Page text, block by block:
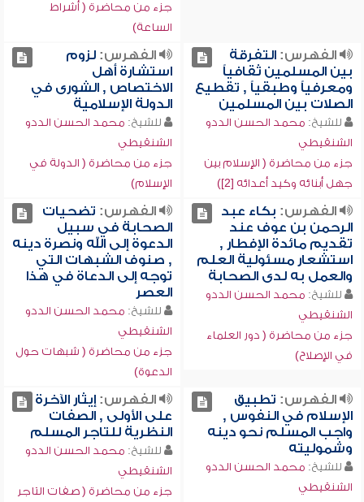
جزء من محاضرة ( أشراط
الساعة)
الفهرس:التفرقة
بين المسلمين ثقافياً
ومعرفياً وطبقياً , تقطيع
الصلات بين المسلمين
للشيخ: محمد الحسن الددو
الشنقيطي
جزء من محاضرة ( الإسلام بين
جهل أبنائه وكيد أعدائه [2])
الفهرس:لزوم
استشارة أهل
الاختصاص , الشورى في
الدولة الإسلامية
للشيخ: محمد الحسن الددو
الشنقيطي
جزء من محاضرة ( الدولة في
الإسلام)
الفهرس: بكاء عبد
الرحمن بن عوف عند
تقديم مائدة الإفطار ,
استشعار مسئولية العلم
والعمل به لدى الصحابة
للشيخ: محمد الحسن الددو
الشنقيطي
جزء من محاضرة ( دور العلماء
في الإصلاح)
الفهرس: تضحيات
الصحابة في سبيل
الدعوة إلى الله ونصرة دينه
, صنوف الشبهات التي
توجه إلى الدعاة في هذا
العصر
للشيخ: محمد الحسن الددو
الشنقيطي
جزء من محاضرة ( شبهات حول
الدعوة)
الفهرس: تطبيق
الإسلام في النفوس ,
واجب المسلم نحو دينه
وشموليته
للشيخ: محمد الحسن الددو
الشنقيطي
الفهرس:إيثار الآخرة
على الأولى , الصفات
النظرية للتاجر المسلم
للشيخ: محمد الحسن الددو
الشنقيطي
جزء من محاضرة ( صفات التاجر